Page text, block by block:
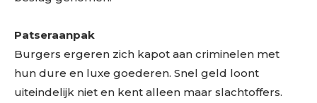
Patseraanpak
Burgers ergeren zich kapot aan criminelen met
hun dure en luxe goederen. Snel geld loont
uiteindelijk niet en kent alleen maar slachtoffers.